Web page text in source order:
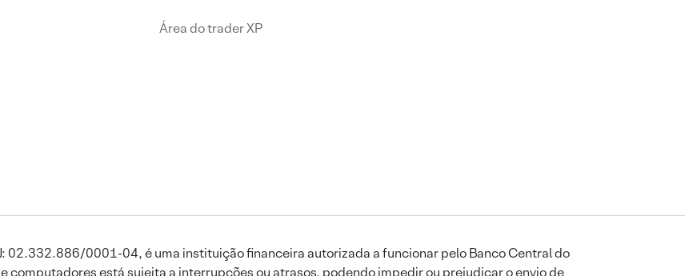
Área do trader XP
02.332.886/0001-04, é uma instituição financeira autorizada a funcionar pelo Banco Central do
computadores está sujeita a interrupções ou atrasos, podendo impedir ou prejudicar o envio de